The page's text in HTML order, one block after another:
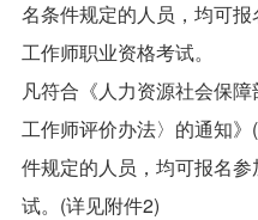
名条件规定的人员，均可
工作师职业资格考试。
凡符合《人力资源社会保
工作师评价办法〉的通知
件规定的人员，均可报名
试。(详见附件2)